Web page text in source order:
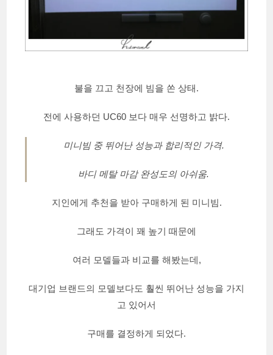
불을 끄고 천장에 빔을 쏜 상태.
전에 사용하던 UC60 보다 매우 선명하고 밝다.
미니빔 중 뛰어난 성능과 합리적인 가격.
바디 메탈 마감 완성도의 아쉬움.
지인에게 추천을 받아 구매하게 된 미니빔.
그래도 가격이 꽤 높기 때문에
여러 모델들과 비교를 해봤는데,
대기업 브랜드의 모델보다도 훨씬 뛰어난 성능을 가지
고 있어서
구매를 결정하게 되었다.